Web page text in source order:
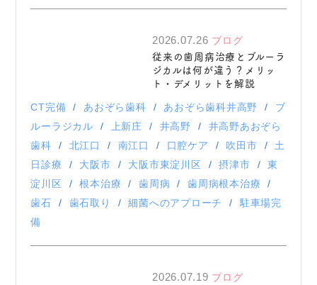
2026.07.26 ブログ
従来の歯周病治療とブルーラ
ジカルは何が違う？メリッ
ト・デメリットを解説
CT完備 あおぞら歯科 あおぞら歯科井高野
ブ
ルーラジカル
上新庄 井高野
井高野あおぞら
歯科
北江口 南江口 口腔ケア 吹田市
土
日診療
大阪市 大阪市東淀川区 摂津市
東
淀川区
根本治療 歯周病
歯周病根本治療
歯石
歯石取り 細菌へのアプローチ
駐車場完
備
2026.07.19 ブログ